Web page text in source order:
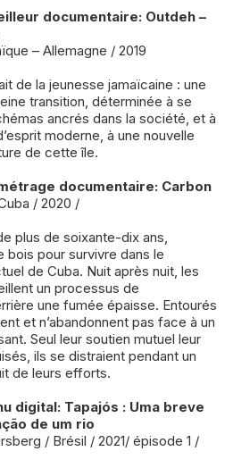
documentaire: Outdeh –
– Allemagne / 2019
de la jeunesse jamaïcaine : une
transition, déterminée à se
ancrés dans la société, et à
moderne, à une nouvelle
de cette île.
documentaire: Carbon
/ 2020 /
plus de soixante-dix ans,
bois pour survivre dans le
de Cuba. Nuit après nuit, les
un processus de
une fumée épaisse. Entourés
et n’abandonnent pas face à un
Seul leur soutien mutuel leur
ils se distraient pendant un
de leurs efforts.
digital: Tapajós : Uma breve
de um rio
/ Brésil / 2021/ épisode 1 /